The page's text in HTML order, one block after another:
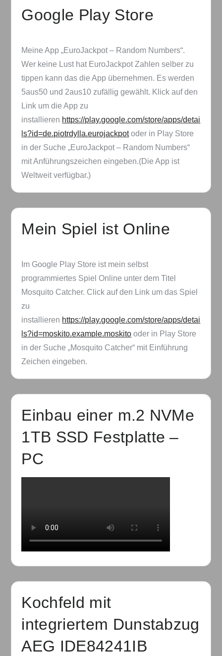
Google Play Store
Meine App „EuroJackpot – Random Numbers“.
Wer keine Lust hat EuroJackpot Zahlen selber zu
tippen kann das die App übernehmen. Es werden
5aus50 und 2aus10 zufällig gewählt. Klick auf den
Link um die App zu
installieren https://play.google.com/store/apps/detai
ls?id=de.piotrdylla.eurojackpotoder in Play Store
in der Suche „EuroJackpot – Random Numbers“
mit Anführungszeichen eingeben.(Die App ist
Weltweit verfügbar.)
Mein Spiel ist Online
Im Google Play Store ist mein selbst
programmiertes Spiel Online unter dem Titel
Mosquito Catcher. Click auf den Link um das Spiel
zu
installieren https://play.google.com/store/apps/detai
ls?id=moskito.example.moskito oder in Play Store
in der Suche „Mosquito Catcher“ mit Einführung
Zeichen eingeben.
Einbau einer m.2 NVMe
1TB SSD Festplatte –
PC
Kochfeld mit
integriertem Dunstabzug
AEG IDE84241IB